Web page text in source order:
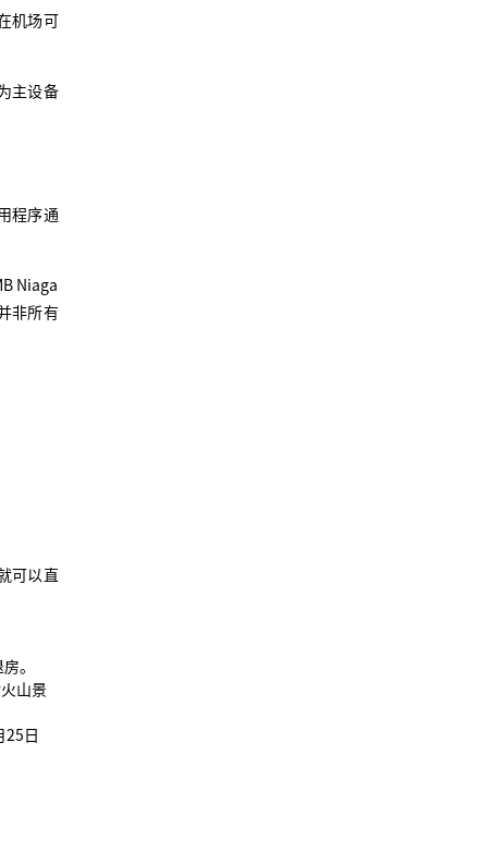
机场可
主设备
程序通
Niaga
非所有
可以直
。
山景
25日